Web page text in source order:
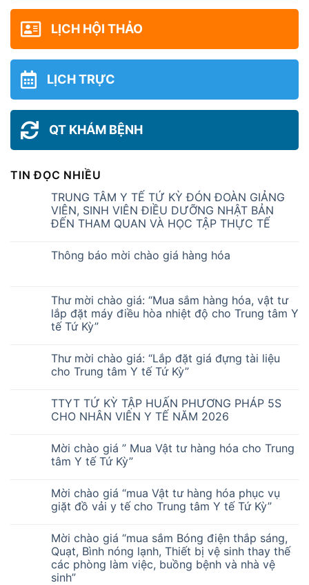
LỊCH HỘI THẢO
LỊCH TRỰC
QT KHÁM BỆNH
TIN ĐỌC NHIỀU
TRUNG TÂM Y TẾ TỨ KỲ ĐÓN ĐOÀN GIẢNG
VIÊN, SINH VIÊN ĐIỀU DƯỠNG NHẬT BẢN
ĐẾN THAM QUAN VÀ HỌC TẬP THỰC TẾ
Thông báo mời chào giá hàng hóa
Thư mời chào giá: “Mua sắm hàng hóa, vật tư
lắp đặt máy điều hòa nhiệt độ cho Trung tâm Y
tế Tứ Kỳ”
Thư mời chào giá: “Lắp đặt giá đựng tài liệu
cho Trung tâm Y tế Tứ Kỳ”
TTYT TỨ KỲ TẬP HUẤN PHƯƠNG PHÁP 5S
CHO NHÂN VIÊN Y TẾ NĂM 2026
Mời chào giá ” Mua Vật tư hàng hóa cho Trung
tâm Y tế Tứ Kỳ”
Mời chào giá “mua Vật tư hàng hóa phục vụ
giặt đồ vải y tế cho Trung tâm Y tế Tứ Kỳ”
Mời chào giá “mua sắm Bóng điện thắp sáng,
Quạt, Bình nóng lạnh, Thiết bị vệ sinh thay thế
các phòng làm việc, buồng bệnh và nhà vệ
sinh”